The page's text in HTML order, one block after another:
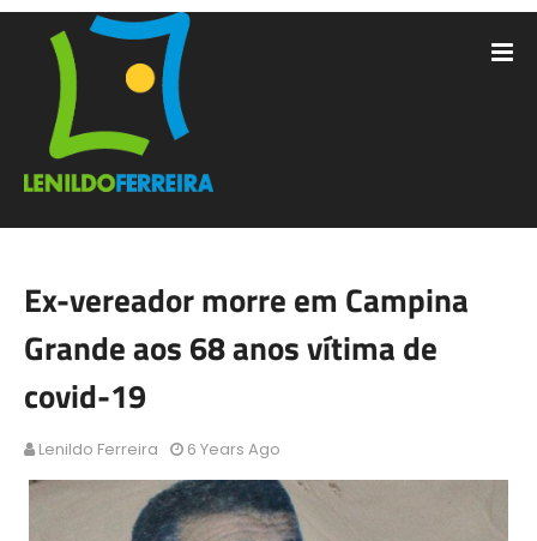
Ex-vereador morre em Campina
Grande aos 68 anos vítima de
covid-19
Lenildo Ferreira 6 Years Ago